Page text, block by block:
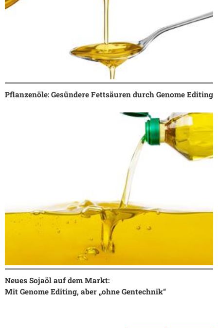
Pflanzenöle: Gesündere Fettsäuren durch Genome Editing
Neues Sojaöl auf dem Markt:
Mit Genome Editing, aber „ohne Gentechnik“